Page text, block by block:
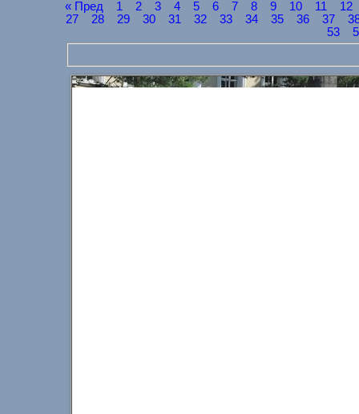
« Пред 1 2 3 4 5 6 7 8 9 10 11
12
27
28 29 30 31 32 33 34 35 36 37
53